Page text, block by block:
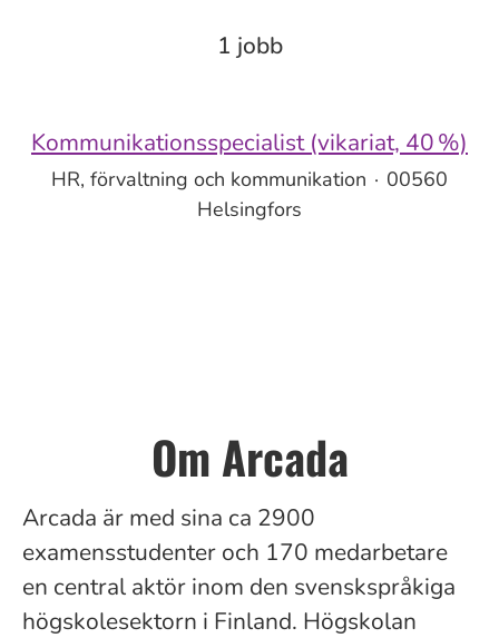
1 jobb
Kommunikationsspecialist (vikariat, 40 %)
HR, förvaltning och kommunikation · 00560
Helsingfors
Om Arcada
Arcada är med sina ca 2900
examensstudenter och 170 medarbetare
en central aktör inom den svenskspråkiga
högskolesektorn i Finland. Högskolan